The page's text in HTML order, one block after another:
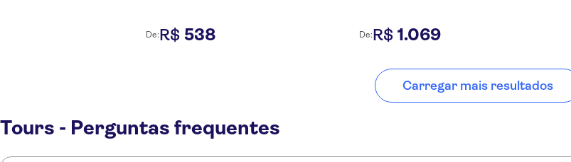
De:R$ 538 De:R$ 1.069
Carregar mais resultados
Tours - Perguntas frequentes